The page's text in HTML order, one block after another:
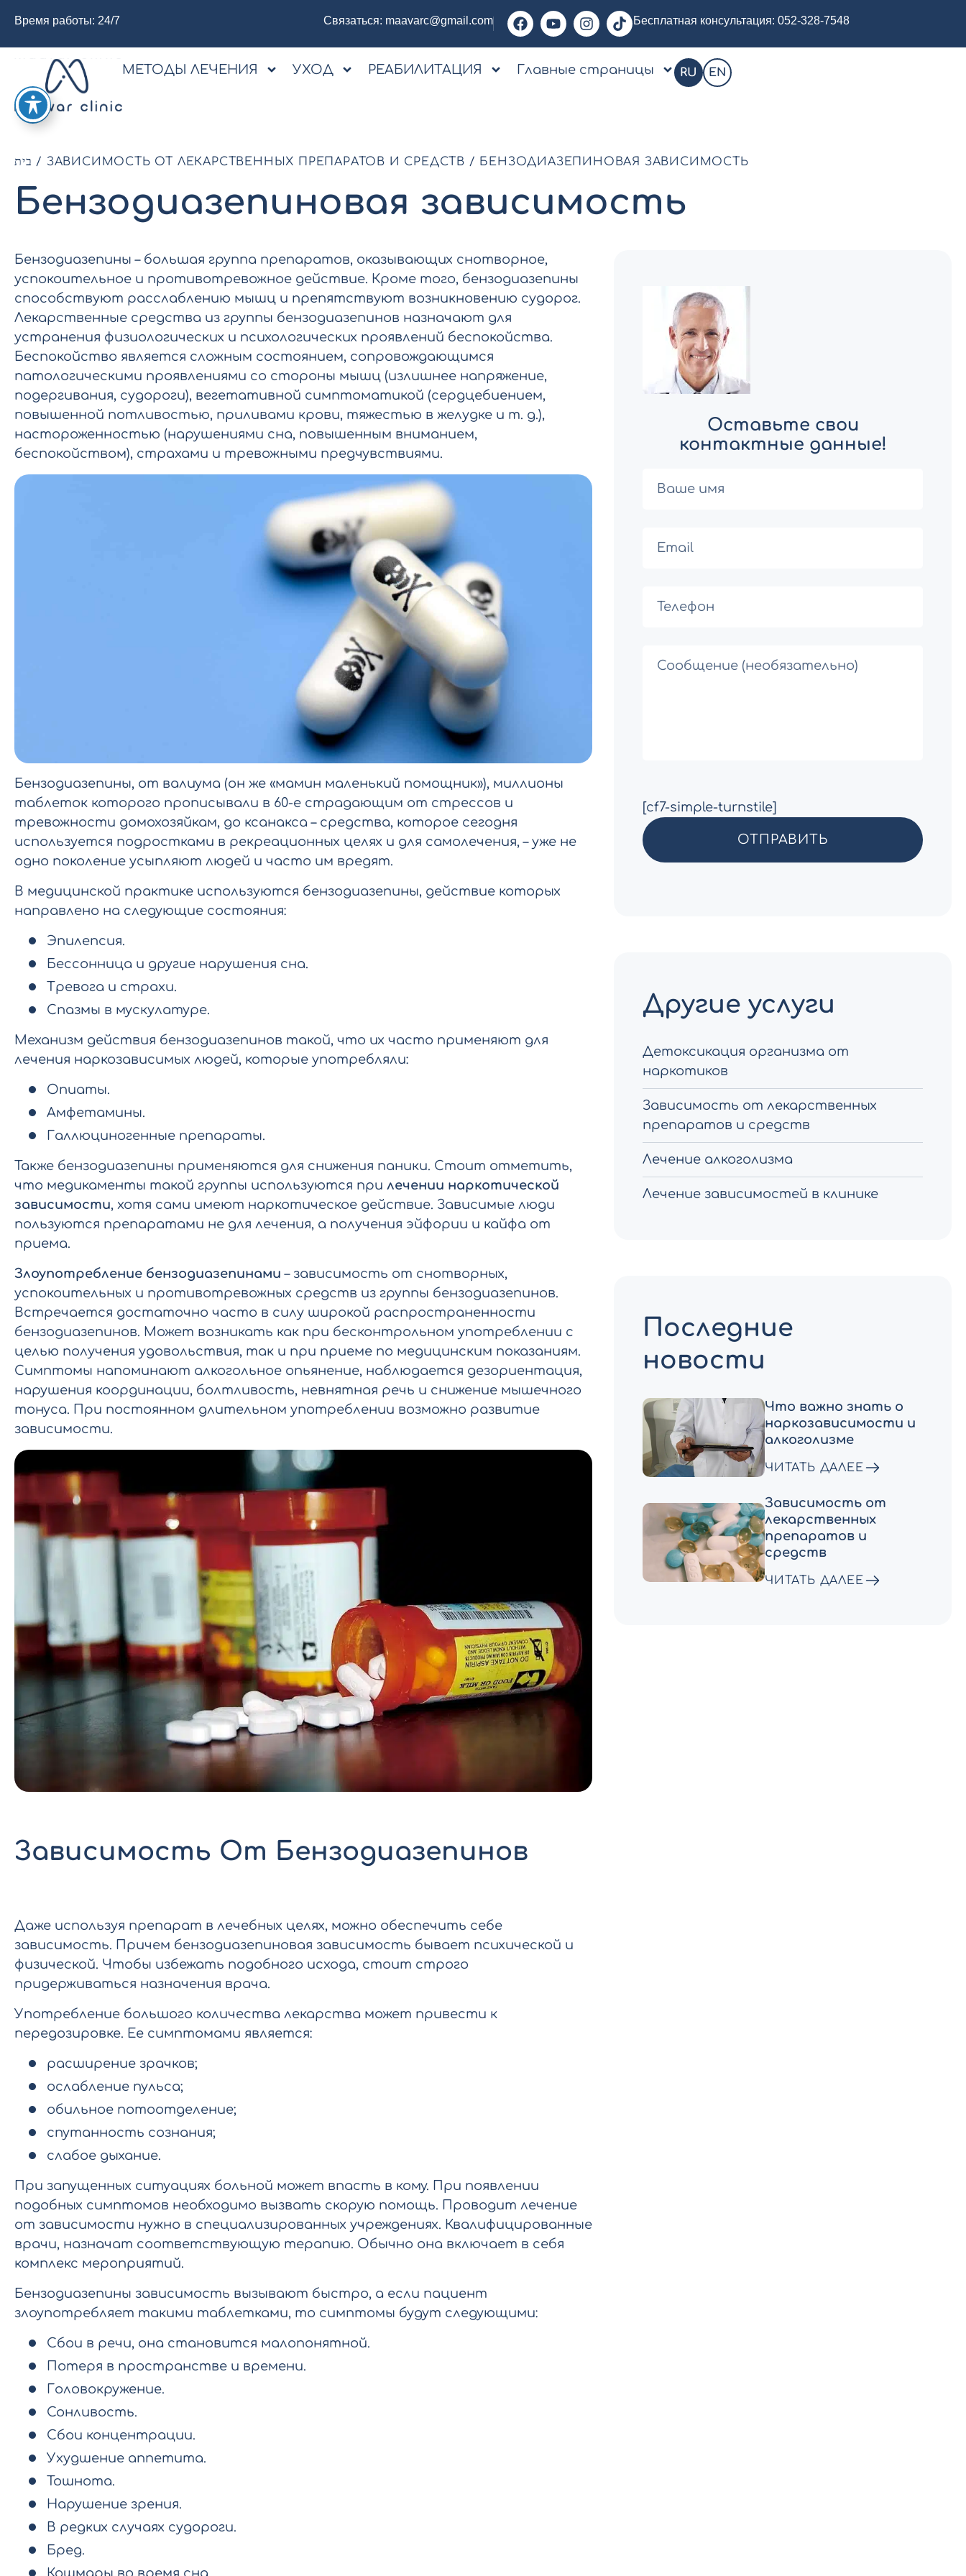
Время работы: 24/7 Связаться: maavarc@gmail.com Бесплатная консультация: 052-328-7548
МЕТОДЫ ЛЕЧЕНИЯ УХОД РЕАБИЛИТАЦИЯ Главные страницы RU EN
בית / ЗАВИСИМОСТЬ ОТ ЛЕКАРСТВЕННЫХ ПРЕПАРАТОВ И СРЕДСТВ / БЕНЗОДИАЗЕПИНОВАЯ ЗАВИСИМОСТЬ
Бензодиазепиновая зависимость
Бензодиазепины – большая группа препаратов, оказывающих снотворное,
успокоительное и противотревожное действие. Кроме того, бензодиазепины
способствуют расслаблению мышц и препятствуют возникновению судорог.
Лекарственные средства из группы бензодиазепинов назначают для
устранения физиологических и психологических проявлений беспокойства.
Беспокойство является сложным состоянием, сопровождающимся
патологическими проявлениями со стороны мышц (излишнее напряжение,
подергивания, судороги), вегетативной симптоматикой (сердцебиением,
повышенной потливостью, приливами крови, тяжестью в желудке и т. д.),
настороженностью (нарушениями сна, повышенным вниманием,
беспокойством), страхами и тревожными предчувствиями.
Бензодиазепины, от валиума (он же «мамин маленький помощник»), миллионы
таблеток которого прописывали в 60-е страдающим от стрессов и
тревожности домохозяйкам, до ксанакса – средства, которое сегодня
используется подростками в рекреационных целях и для самолечения, – уже не
одно поколение усыпляют людей и часто им вредят.
В медицинской практике используются бензодиазепины, действие которых
направлено на следующие состояния:
Эпилепсия.
Бессонница и другие нарушения сна.
Тревога и страхи.
Спазмы в мускулатуре.
Механизм действия бензодиазепинов такой, что их часто применяют для
лечения наркозависимых людей, которые употребляли:
Опиаты.
Амфетамины.
Галлюциногенные препараты.
Также бензодиазепины применяются для снижения паники. Стоит отметить,
что медикаменты такой группы используются при лечении наркотической
зависимости, хотя сами имеют наркотическое действие. Зависимые люди
пользуются препаратами не для лечения, а получения эйфории и кайфа от
приема.
Злоупотребление бензодиазепинами – зависимость от снотворных,
успокоительных и противотревожных средств из группы бензодиазепинов.
Встречается достаточно часто в силу широкой распространенности
бензодиазепинов. Может возникать как при бесконтрольном употреблении с
целью получения удовольствия, так и при приеме по медицинским показаниям.
Симптомы напоминают алкогольное опьянение, наблюдается дезориентация,
нарушения координации, болтливость, невнятная речь и снижение мышечного
тонуса. При постоянном длительном употреблении возможно развитие
зависимости.
Зависимость От Бензодиазепинов
Даже используя препарат в лечебных целях, можно обеспечить себе
зависимость. Причем бензодиазепиновая зависимость бывает психической и
физической. Чтобы избежать подобного исхода, стоит строго
придерживаться назначения врача.
Употребление большого количества лекарства может привести к
передозировке. Ее симптомами является:
расширение зрачков;
ослабление пульса;
обильное потоотделение;
спутанность сознания;
слабое дыхание.
При запущенных ситуациях больной может впасть в кому. При появлении
подобных симптомов необходимо вызвать скорую помощь. Проводит лечение
от зависимости нужно в специализированных учреждениях. Квалифицированные
врачи, назначат соответствующую терапию. Обычно она включает в себя
комплекс мероприятий.
Бензодиазепины зависимость вызывают быстро, а если пациент
злоупотребляет такими таблетками, то симптомы будут следующими:
Сбои в речи, она становится малопонятной.
Потеря в пространстве и времени.
Головокружение.
Сонливость.
Сбои концентрации.
Ухудшение аппетита.
Тошнота.
Нарушение зрения.
В редких случаях судороги.
Бред.
Кошмары во время сна.
Оставьте свои
контактные данные!
[cf7-simple-turnstile]
Другие услуги
Детоксикация организма от
наркотиков
Зависимость от лекарственных
препаратов и средств
Лечение алкоголизма
Лечение зависимостей в клинике
Последние
новости
Что важно знать о
наркозависимости и
алкоголизме
ЧИТАТЬ ДАЛЕЕ
Зависимость от
лекарственных
препаратов и
средств
ЧИТАТЬ ДАЛЕЕ